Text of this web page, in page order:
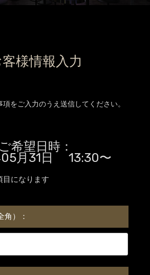
客様情報入力
をご入力のうえ送信してください。
ご希望日時：
月31日 13:30〜
目になります
角）：